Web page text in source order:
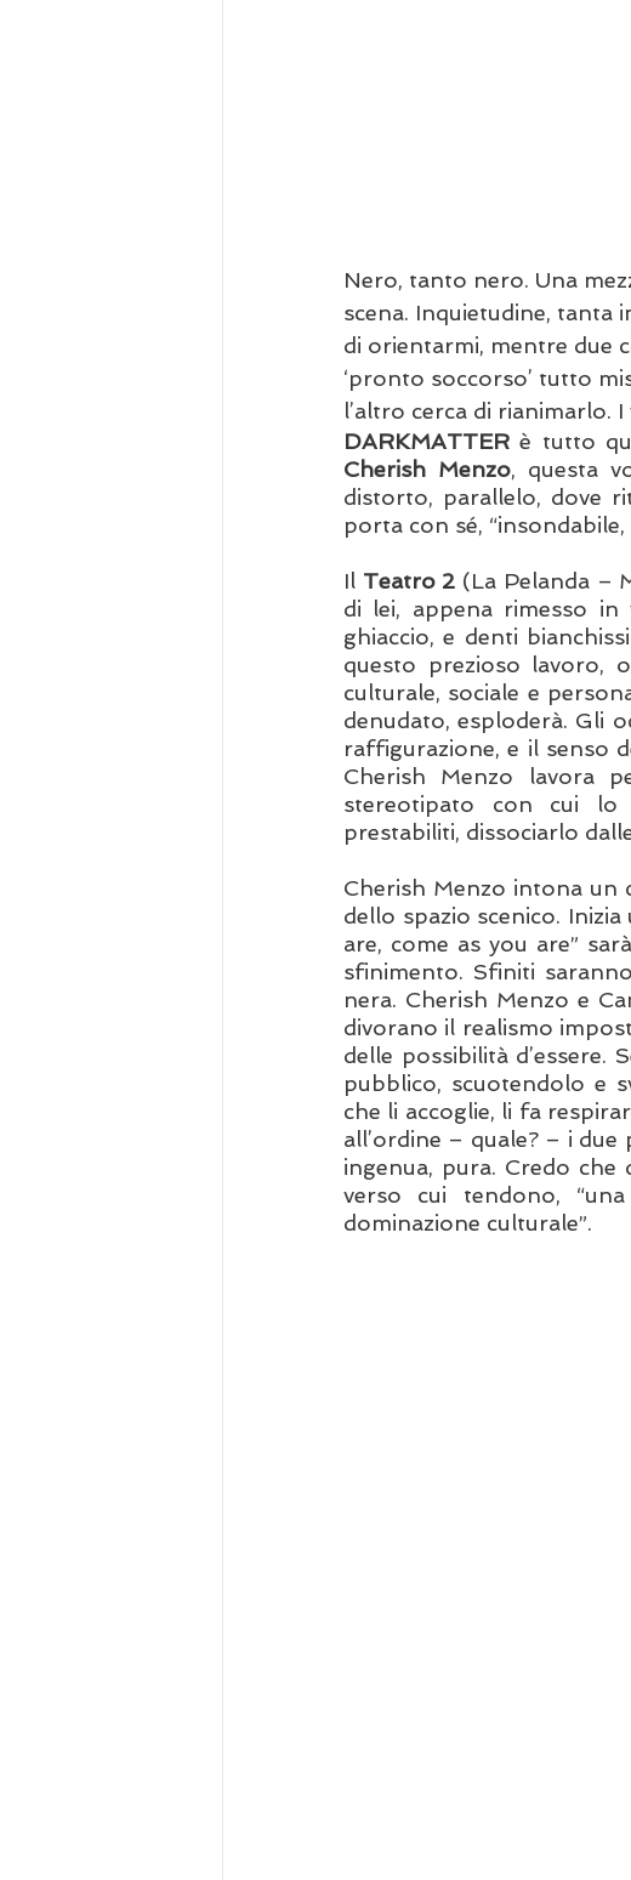
Nero, tanto nero. Una
scena. Inquietudine, tanta
di orientarmi, mentre due
‘pronto soccorso’ tutto
l’altro cerca di rianimarlo.
DARKMATTER è tutto
Cherish Menzo, questa
distorto, parallelo, dove
porta con sé,
Il Teatro 2 (La Pelanda –
di lei, appena rimesso
ghiaccio, e denti
questo prezioso lavoro,
culturale, sociale e
denudato, esploderà. Gli
raffigurazione, e il senso
Cherish Menzo lavora
stereotipato con cui lo
prestabiliti, dissociarlo
Cherish Menzo intona un
dello spazio scenico.
are, come as you are”
sfinimento. Sfiniti
nera. Cherish Menzo e
divorano il realismo
delle possibilità d’essere.
pubblico, scuotendolo e
che li accoglie, li fa
all’ordine – quale? – i
ingenua, pura. Credo
verso cui tendono,
dominazione culturale”.